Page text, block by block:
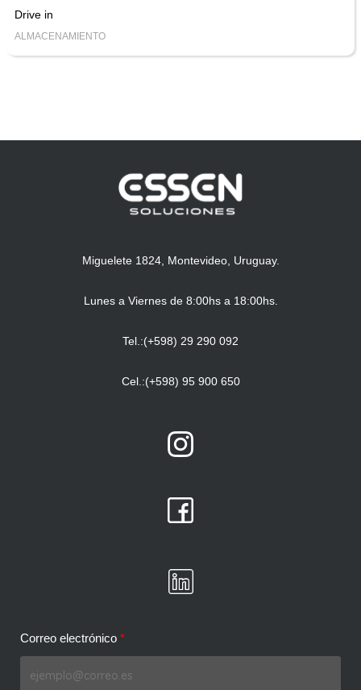
Drive in
ALMACENAMIENTO
Miguelete 1824, Montevideo, Uruguay.
Lunes a Viernes de 8:00hs a 18:00hs.
Tel.:(+598) 29 290 092
Cel.:(+598) 95 900 650
Correo electrónico